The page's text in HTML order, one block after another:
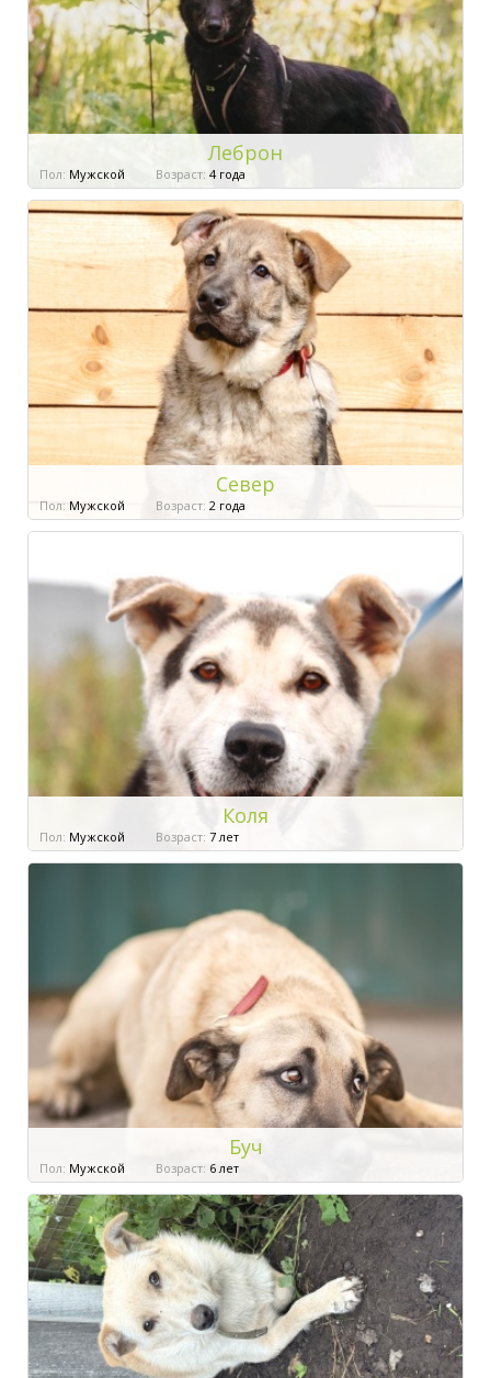
Леброн
Пол: Мужской Возраст: 4 года
Север
Пол: Мужской Возраст: 2 года
Коля
Пол: Мужской Возраст: 7 лет
Буч
Пол: Мужской Возраст: 6 лет